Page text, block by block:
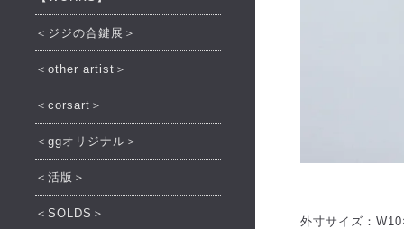
外寸サイズ：
＜ジジの合鍵展＞
＜other artist＞
＜corsart＞
＜ggオリジナル＞
＜活版＞
＜SOLDS＞